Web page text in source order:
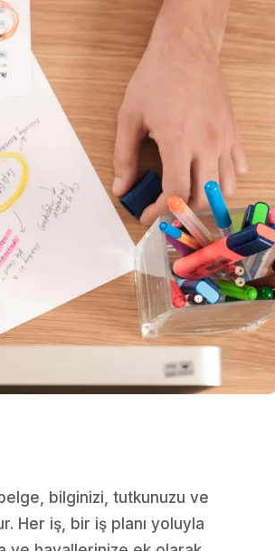
bilginizi, tutkunuzu ve
Her iş, bir iş planı yoluyla